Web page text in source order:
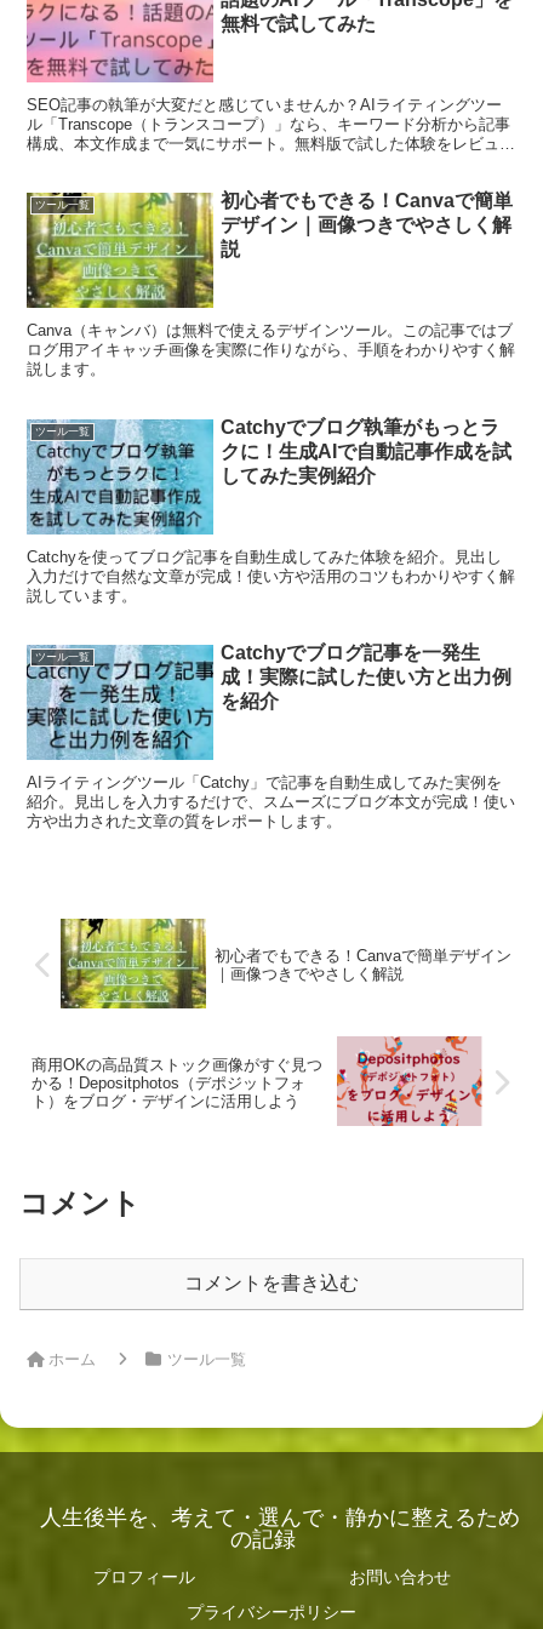
無料で試してみた
SEO記事の執筆が大変だと感じていませんか？AIライティングツー
ル「Transcope（トランスコープ）」なら、キーワード分析から記事
構成、本文作成まで一気にサポート。無料版で試した体験をレビュー
ツール一覧
初心者でもできる！Canvaで簡単
デザイン｜画像つきでやさしく解
説
Canva（キャンバ）は無料で使えるデザインツール。この記事ではブ
ログ用アイキャッチ画像を実際に作りながら、手順をわかりやすく解
説します。
ツール一覧
Catchyでブログ執筆がもっとラ
クに！生成AIで自動記事作成を試
してみた実例紹介
Catchyを使ってブログ記事を自動生成してみた体験を紹介。見出し
入力だけで自然な文章が完成！使い方や活用のコツもわかりやすく解
説しています。
ツール一覧
Catchyでブログ記事を一発生
成！実際に試した使い方と出力例
を紹介
AIライティングツール「Catchy」で記事を自動生成してみた実例を
紹介。見出しを入力するだけで、スムーズにブログ本文が完成！使い
方や出力された文章の質をレポートします。
初心者でもできる！Canvaで簡単デザイン
｜画像つきでやさしく解説
商用OKの高品質ストック画像がすぐ見つ
かる！Depositphotos（デポジットフォ
ト）をブログ・デザインに活用しよう
コメント
コメントを書き込む
ホーム ツール一覧
人生後半を、考えて・選んで・静かに整えるため
の記録
プロフィール
お問い合わせ
プライバシーポリシー